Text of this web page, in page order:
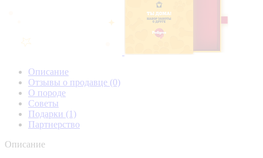
Описание
Отзывы о продавце (0)
О породе
Советы
Подарки (1)
Партнерство
Описание